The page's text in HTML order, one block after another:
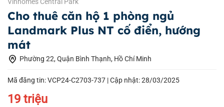
Cho thuê căn hộ 1 phòng ngủ
Landmark Plus NT cố điển, hướng
mát
home_pin Phường 22, Quận Bình Thạnh, Hồ Chí Minh
Mã đăng tin: VCP24-C2703-737 |Cập nhật: 28/03/2025
19 triệu